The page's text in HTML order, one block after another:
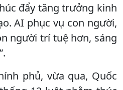
đẩy tăng trưởng kinh
AI phục vụ con người,
người trí tuệ hơn, sáng
phủ, vừa qua, Quốc